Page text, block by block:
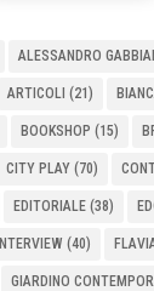
ALESSANDRO
ARTICOLI (21)
BOOKSHOP (15)
CITY PLAY (70)
EDITORIALE (38)
(40)
GIARDINO